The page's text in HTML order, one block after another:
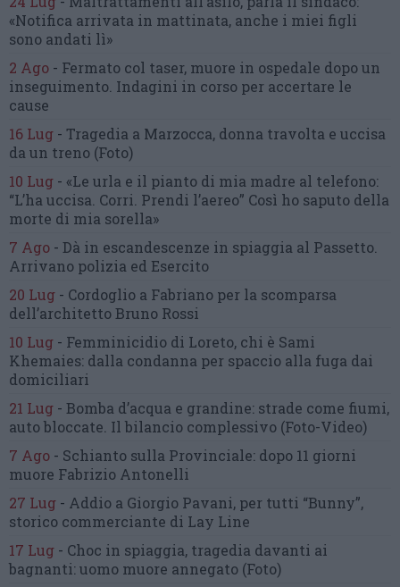
«Notifica arrivata in mattinata, anche i miei figli
sono andati lì»
2 Ago - Fermato col taser, muore in ospedale dopo un
inseguimento. Indagini in corso per accertare le
cause
16 Lug - Tragedia a Marzocca, donna travolta e uccisa
da un treno (Foto)
10 Lug - «Le urla e il pianto di mia madre al telefono:
“L’ha uccisa. Corri. Prendi l’aereo” Così ho saputo della
morte di mia sorella»
7 Ago - Dà in escandescenze in spiaggia al Passetto.
Arrivano polizia ed Esercito
20 Lug - Cordoglio a Fabriano per la scomparsa
dell’architetto Bruno Rossi
10 Lug - Femminicidio di Loreto, chi è Sami
Khemaies: dalla condanna per spaccio alla fuga dai
domiciliari
21 Lug - Bomba d’acqua e grandine: strade come fiumi,
auto bloccate. Il bilancio complessivo (Foto-Video)
7 Ago - Schianto sulla Provinciale: dopo 11 giorni
muore Fabrizio Antonelli
27 Lug - Addio a Giorgio Pavani, per tutti “Bunny”,
storico commerciante di Lay Line
17 Lug - Choc in spiaggia, tragedia davanti ai
bagnanti:uomo muore annegato (Foto)